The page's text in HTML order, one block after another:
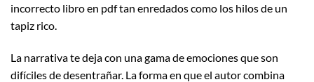
incorrecto libro en pdf tan enredados como los hilos de un
tapiz rico.
La narrativa te deja con una gama de emociones que son
difíciles de desentrañar. La forma en que el autor combina